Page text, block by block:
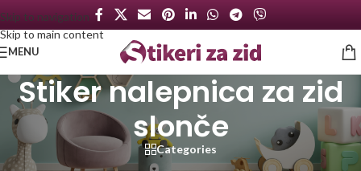
Skip to navigation
Skip to main content
MENU
Stiker nalepnica za zid
slonče
Categories
Početna/Proizvod označen „Stiker nalepnica za zid slonče“